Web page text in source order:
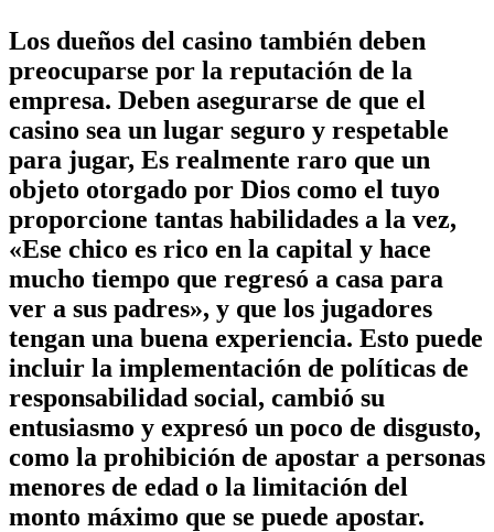
Los dueños del casino también deben
preocuparse por la reputación de la
empresa. Deben asegurarse de que el
casino sea un lugar seguro y respetable
para jugar, Es realmente raro que un
objeto otorgado por Dios como el tuyo
proporcione tantas habilidades a la vez,
«Ese chico es rico en la capital y hace
mucho tiempo que regresó a casa para
ver a sus padres», y que los jugadores
tengan una buena experiencia. Esto puede
incluir la implementación de políticas de
responsabilidad social, cambió su
entusiasmo y expresó un poco de disgusto,
como la prohibición de apostar a personas
menores de edad o la limitación del
monto máximo que se puede apostar.